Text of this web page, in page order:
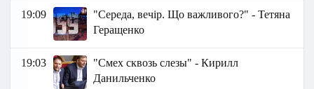
19:09
"Середа, вечір. Що важливого?" - Тетяна
Геращенко
19:03
"Смех сквозь слезы" - Кирилл
Данильченко